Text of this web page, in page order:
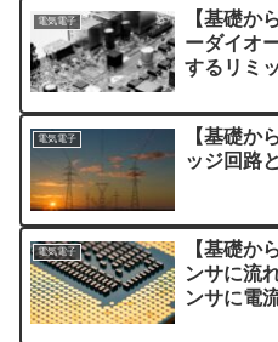
電気電子
【基礎か
ーダイオ
するリミ
電気電子
【基礎か
ッジ回路
電気電子
【基礎か
ンサに流
ンサに電